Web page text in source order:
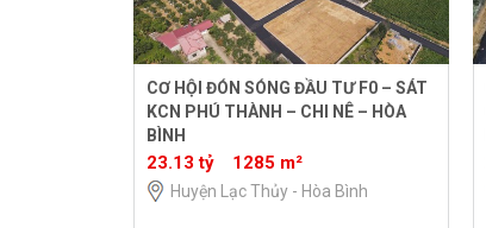
CƠ HỘI ĐÓN SÓNG ĐẦU TƯ F0 – SÁT
KCN PHÚ THÀNH – CHI NÊ – HÒA
BÌNH
23.13 tỷ 1285 m²
Huyện Lạc Thủy - Hòa Bình